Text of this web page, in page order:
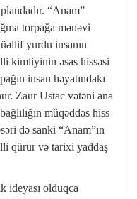
“Anam”
torpağa mənəvi
yurdu insanın
kimliyinin əsas hissəsi
insan həyatındakı
Zaur Ustac vətəni ana
müqəddəs hiss
də sanki “Anam”ın
qürur və tarixi yaddaş
ideyası olduqca